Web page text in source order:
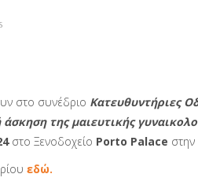
στο συνέδριο Κατευθυντήριες
της μαιευτικής
στο Ξενοδοχείο Porto Palace στην
εδώ.